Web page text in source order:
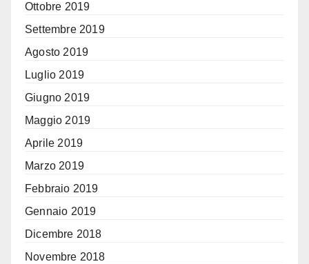
Ottobre 2019
Settembre 2019
Agosto 2019
Luglio 2019
Giugno 2019
Maggio 2019
Aprile 2019
Marzo 2019
Febbraio 2019
Gennaio 2019
Dicembre 2018
Novembre 2018